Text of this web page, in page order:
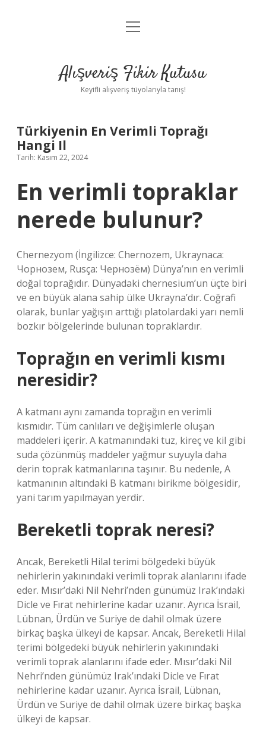
Anasayfa
Yasal Uyarı
menüyü
Alışveriş Fikir Kutusu
Keyifli alışveriş tüyolarıyla tanış!
Türkiyenin En Verimli Toprağı
Hangi Il
Tarih: Kasım 22, 2024
En verimli topraklar
nerede bulunur?
Chernezyom (İngilizce: Chernozem, Ukraynaca:
Чорнозем, Rusça: Чернозём) Dünya’nın en verimli
doğal toprağıdır. Dünyadaki chernesium’un üçte biri
ve en büyük alana sahip ülke Ukrayna’dır. Coğrafi
olarak, bunlar yağışın arttığı platolardaki yarı nemli
bozkır bölgelerinde bulunan topraklardır.
Toprağın en verimli kısmı
neresidir?
A katmanı aynı zamanda toprağın en verimli
kısmıdır. Tüm canlıları ve değişimlerle oluşan
maddeleri içerir. A katmanındaki tuz, kireç ve kil gibi
suda çözünmüş maddeler yağmur suyuyla daha
derin toprak katmanlarına taşınır. Bu nedenle, A
katmanının altındaki B katmanı birikme bölgesidir,
yani tarım yapılmayan yerdir.
Bereketli toprak neresi?
Ancak, Bereketli Hilal terimi bölgedeki büyük
nehirlerin yakınındaki verimli toprak alanlarını ifade
eder. Mısır’daki Nil Nehri’nden günümüz Irak’ındaki
Dicle ve Fırat nehirlerine kadar uzanır. Ayrıca İsrail,
Lübnan, Ürdün ve Suriye de dahil olmak üzere
birkaç başka ülkeyi de kapsar. Ancak, Bereketli Hilal
terimi bölgedeki büyük nehirlerin yakınındaki
verimli toprak alanlarını ifade eder. Mısır’daki Nil
Nehri’nden günümüz Irak’ındaki Dicle ve Fırat
nehirlerine kadar uzanır. Ayrıca İsrail, Lübnan,
Ürdün ve Suriye de dahil olmak üzere birkaç başka
ülkeyi de kapsar.